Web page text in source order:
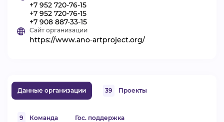
+7 952 720-76-15
+7 952 720-76-15
+7 908 887-33-15
Сайт организации
https://www.ano-artproject.org/
Данные организации 39 Проекты
9 Команда Гос. поддержка